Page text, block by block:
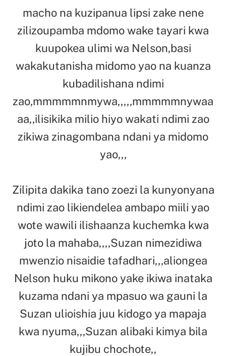
macho na kuzipanua lipsi zake nene
zilizoupamba mdomo wake tayari kwa
kuupokea ulimi wa Nelson,basi
wakakutanisha midomo yao na kuanza
kubadilishana ndimi
zao,mmmmmnmywa,,,,,mmmmmnywaa
aa,,ilisikika milio hiyo wakati ndimi zao
zikiwa zinagombana ndani ya midomo
yao,,,
Zilipita dakika tano zoezi la kunyonyana
ndimi zao likiendelea ambapo miili yao
wote wawili ilishaanza kuchemka kwa
joto la mahaba,,,,Suzan nimezidiwa
mwenzio nisaidie tafadhari,,,aliongea
Nelson huku mikono yake ikiwa inataka
kuzama ndani ya mpasuo wa gauni la
Suzan ulioishia juu kidogo ya mapaja
kwa nyuma,,,Suzan alibaki kimya bila
kujibu chochote,,